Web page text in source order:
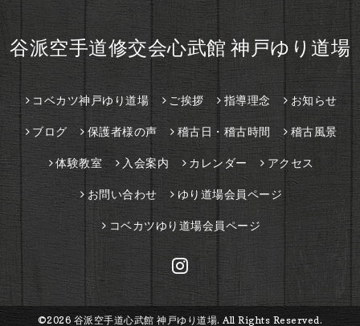
谷派空手道修交会心武館 神戸ゆり道場
コベカツ神戸ゆり道場 ご挨拶 指導理念 お知らせ
ブログ 保護者様の声 稽古日・稽古時間 稽古風景
体験教室 入会案内 カレンダー アクセス
お問い合わせ ゆり道場会員ページ
コベカツゆり道場会員ページ
©2026 谷派空手道心武館 神戸ゆり道場. All Rights Reserved.